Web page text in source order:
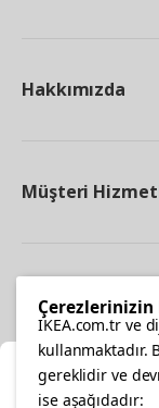
Hakkımızda
Müşteri
IKEA.com.tr ve
kullanmaktadır.
gereklidir ve
ise aşağıdadır: